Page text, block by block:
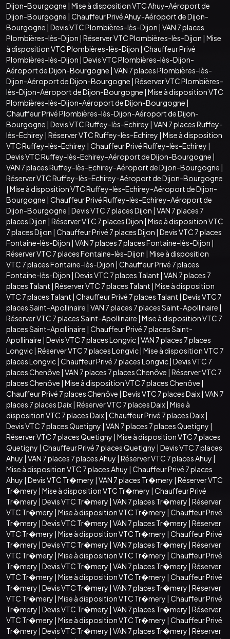
Dijon-Bourgogne | Mise à disposition VTC Ahuy-Aéroport de
Dijon-Bourgogne | Chauffeur Privé Ahuy-Aéroport de Dijon-
Bourgogne | Devis VTC Plombières-lès-Dijon | VAN 7 places
Plombières-lès-Dijon | Réserver VTC Plombières-lès-Dijon | Mise
à disposition VTC Plombières-lès-Dijon | Chauffeur Privé
Plombières-lès-Dijon | Devis VTC Plombières-lès-Dijon-
Aéroport de Dijon-Bourgogne | VAN 7 places Plombières-lès-
Dijon-Aéroport de Dijon-Bourgogne | Réserver VTC Plombières-
lès-Dijon-Aéroport de Dijon-Bourgogne | Mise à disposition VTC
Plombières-lès-Dijon-Aéroport de Dijon-Bourgogne |
Chauffeur Privé Plombières-lès-Dijon-Aéroport de Dijon-
Bourgogne | Devis VTC Ruffey-lès-Echirey | VAN 7 places Ruffey-
lès-Echirey | Réserver VTC Ruffey-lès-Echirey | Mise à disposition
VTC Ruffey-lès-Echirey | Chauffeur Privé Ruffey-lès-Echirey |
Devis VTC Ruffey-lès-Echirey-Aéroport de Dijon-Bourgogne |
VAN 7 places Ruffey-lès-Echirey-Aéroport de Dijon-Bourgogne |
Réserver VTC Ruffey-lès-Echirey-Aéroport de Dijon-Bourgogne
| Mise à disposition VTC Ruffey-lès-Echirey-Aéroport de Dijon-
Bourgogne | Chauffeur Privé Ruffey-lès-Echirey-Aéroport de
Dijon-Bourgogne | Devis VTC 7 places Dijon | VAN 7 places 7
places Dijon | Réserver VTC 7 places Dijon | Mise à disposition VTC
7 places Dijon | Chauffeur Privé 7 places Dijon | Devis VTC 7 places
Fontaine-lès-Dijon | VAN 7 places 7 places Fontaine-lès-Dijon |
Réserver VTC 7 places Fontaine-lès-Dijon | Mise à disposition
VTC 7 places Fontaine-lès-Dijon | Chauffeur Privé 7 places
Fontaine-lès-Dijon | Devis VTC 7 places Talant | VAN 7 places 7
places Talant | Réserver VTC 7 places Talant | Mise à disposition
VTC 7 places Talant | Chauffeur Privé 7 places Talant | Devis VTC 7
places Saint-Apollinaire | VAN 7 places 7 places Saint-Apollinaire |
Réserver VTC 7 places Saint-Apollinaire | Mise à disposition VTC 7
places Saint-Apollinaire | Chauffeur Privé 7 places Saint-
Apollinaire | Devis VTC 7 places Longvic| VAN 7 places 7 places
Longvic| Réserver VTC 7 places Longvic| Mise à disposition VTC 7
places Longvic| Chauffeur Privé 7 places Longvic| Devis VTC 7
places Chenôve | VAN 7 places 7 places Chenôve | Réserver VTC 7
places Chenôve | Mise à disposition VTC 7 places Chenôve |
Chauffeur Privé 7 places Chenôve | Devis VTC 7 places Daix| VAN 7
places 7 places Daix| Réserver VTC 7 places Daix| Mise à
disposition VTC 7 places Daix| Chauffeur Privé 7 places Daix|
Devis VTC 7 places Quetigny | VAN 7 places 7 places Quetigny |
Réserver VTC 7 places Quetigny | Mise à disposition VTC 7 places
Quetigny | Chauffeur Privé 7 places Quetigny | Devis VTC 7 places
Ahuy | VAN 7 places 7 places Ahuy | Réserver VTC 7 places Ahuy |
Mise à disposition VTC 7 places Ahuy | Chauffeur Privé 7 places
Ahuy | Devis VTC Tr�mery | VAN 7 places Tr�mery | Réserver VTC
Tr�mery | Mise à disposition VTC Tr�mery | Chauffeur Privé
Tr�mery | Devis VTC Tr�mery | VAN 7 places Tr�mery | Réserver
VTC Tr�mery | Mise à disposition VTC Tr�mery | Chauffeur Privé
Tr�mery | Devis VTC Tr�mery | VAN 7 places Tr�mery | Réserver
VTC Tr�mery | Mise à disposition VTC Tr�mery | Chauffeur Privé
Tr�mery | Devis VTC Tr�mery | VAN 7 places Tr�mery | Réserver
VTC Tr�mery | Mise à disposition VTC Tr�mery | Chauffeur Privé
Tr�mery | Devis VTC Tr�mery | VAN 7 places Tr�mery | Réserver
VTC Tr�mery | Mise à disposition VTC Tr�mery | Chauffeur Privé
Tr�mery | Devis VTC Tr�mery | VAN 7 places Tr�mery | Réserver
VTC Tr�mery | Mise à disposition VTC Tr�mery | Chauffeur Privé
Tr�mery | Devis VTC Tr�mery | VAN 7 places Tr�mery | Réserver
VTC Tr�mery | Mise à disposition VTC Tr�mery | Chauffeur Privé
Tr�mery | Devis VTC Tr�mery | VAN 7 places Tr�mery | Réserver